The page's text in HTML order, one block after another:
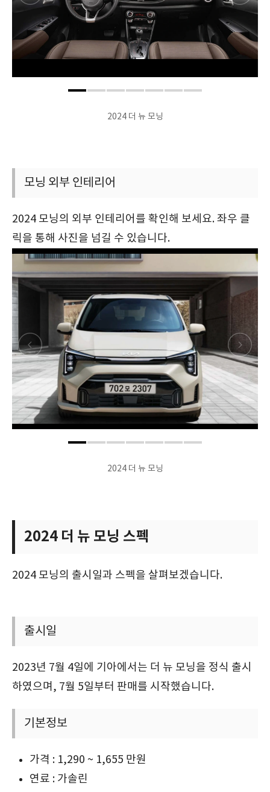
2024 더 뉴 모닝
모닝 외부 인테리어
2024 모닝의 외부 인테리어를 확인해 보세요. 좌우 클
릭을 통해 사진을 넘길 수 있습니다.
2024 더 뉴 모닝
2024 더 뉴 모닝 스펙
2024 모닝의 출시일과 스펙을 살펴보겠습니다.
출시일
2023년 7월 4일에 기아에서는 더 뉴 모닝을 정식 출시
하였으며, 7월 5일부터 판매를 시작했습니다.
기본정보
가격 : 1,290 ~ 1,655 만원
연료 : 가솔린